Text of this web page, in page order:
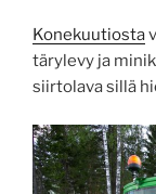
Konekuutiosta
tärylevy ja
siirtolava sillä